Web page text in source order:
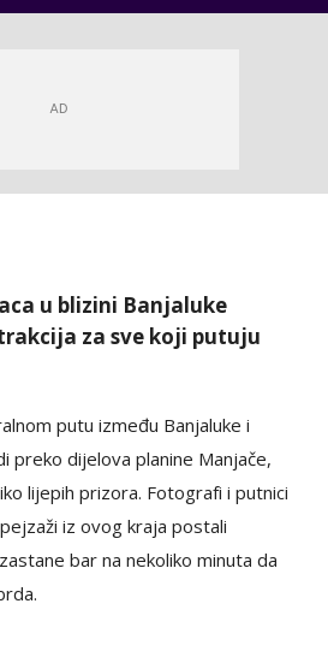
u blizini Banjaluke
za sve koji putuju
putu između Banjaluke i
preko dijelova planine Manjače,
lijepih prizora. Fotografi i putnici
iz ovog kraja postali
bar na nekoliko minuta da